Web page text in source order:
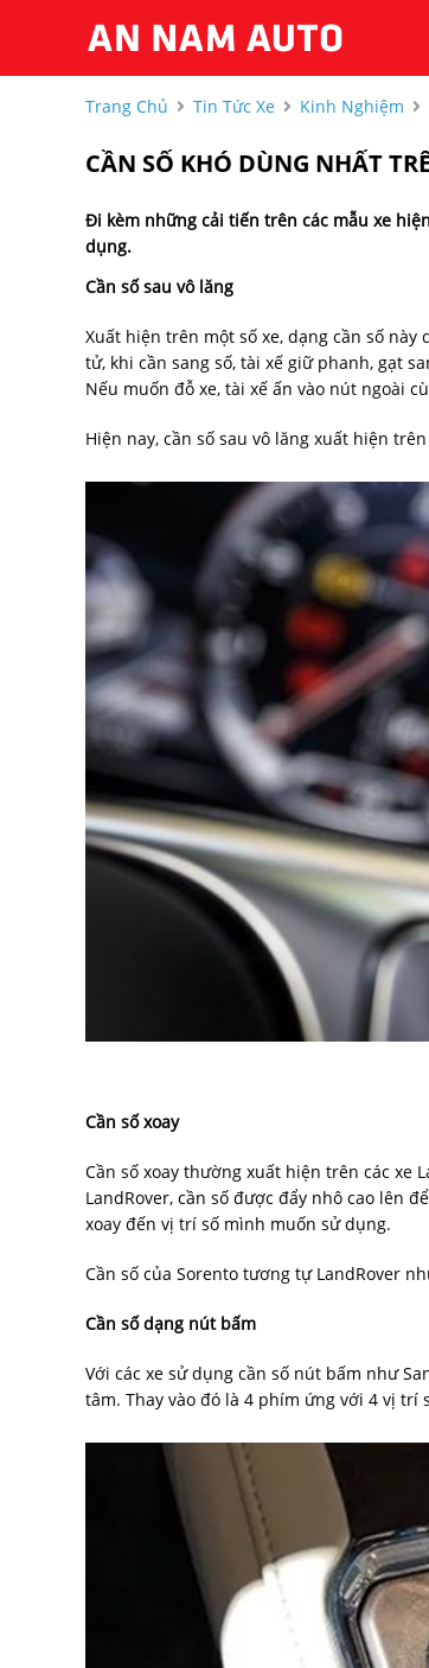
Trang Chủ Tin Tức Xe Kinh Nghiệm
CẦN SỐ KHÓ DÙNG NHẤT
Đi kèm những cải tiến trên các mẫu xe
dụng.
Cần số sau vô lăng
Xuất hiện trên một số xe, dạng cần số
tử, khi cần sang số, tài xế giữ phanh, gạt
Nếu muốn đỗ xe, tài xế ấn vào nút ngoài
Hiện nay, cần số sau vô lăng xuất hiện
Cần số xoay
Cần số xoay thường xuất hiện trên các xe
LandRover, cần số được đẩy nhô cao lên
xoay đến vị trí số mình muốn sử dụng.
Cần số của Sorento tương tự LandRover
Cần số dạng nút bấm
Với các xe sử dụng cần số nút bấm như
tâm. Thay vào đó là 4 phím ứng với 4 vị trí